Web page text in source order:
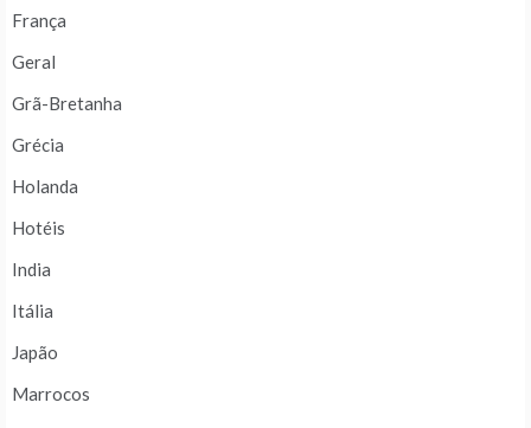
França
Geral
Grã-Bretanha
Grécia
Holanda
Hotéis
India
Itália
Japão
Marrocos